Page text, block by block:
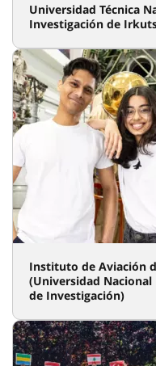
Universidad Técnica
Investigación de
Instituto de Aviación
(Universidad Nacional
de Investigación)